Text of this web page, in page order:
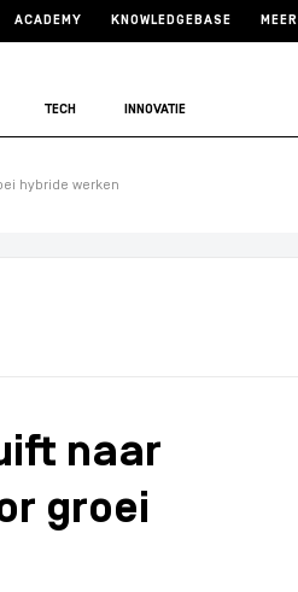
ACADEMY KNOWLEDGEBASE MEER
TECH INNOVATIE
hybride werken
naar
groei